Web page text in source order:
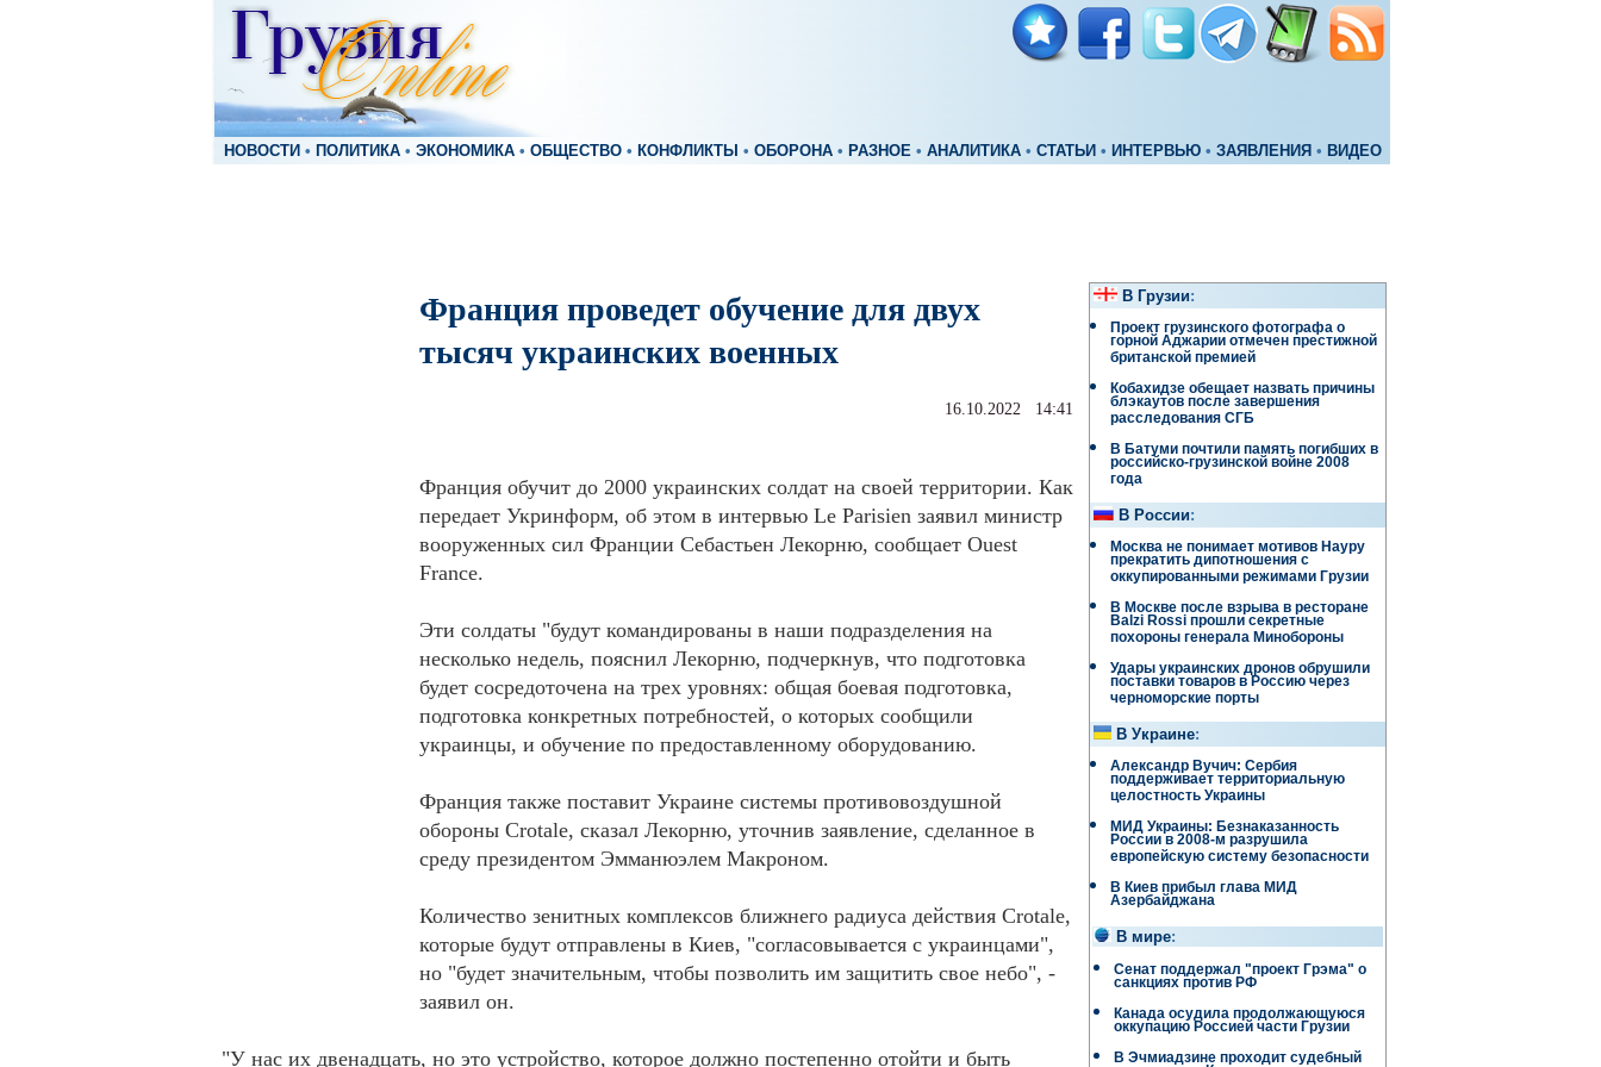
НОВОСТИ • ПОЛИТИКА • ЭКОНОМИКА • ОБЩЕСТВО • КОНФЛИКТЫ • ОБОРОНА • РАЗНОЕ • АНАЛИТИКА • СТАТЬИ • ИНТЕРВЬЮ • ЗАЯВЛЕНИЯ • ВИДЕО
Франция проведет обучение для двух
тысяч украинских военных
16.10.2022 14:41
Франция обучит до 2000 украинских солдат на своей территории. Как
передает Укринформ, об этом в интервью Le Parisien заявил министр
вооруженных сил Франции Себастьен Лекорню, сообщает Ouest
France.
Эти солдаты "будут командированы в наши подразделения на
несколько недель, пояснил Лекорню, подчеркнув, что подготовка
будет сосредоточена на трех уровнях: общая боевая подготовка,
подготовка конкретных потребностей, о которых сообщили
украинцы, и обучение по предоставленному оборудованию.
Франция также поставит Украине системы противовоздушной
обороны Crotale, сказал Лекорню, уточнив заявление, сделанное в
среду президентом Эмманюэлем Макроном.
Количество зенитных комплексов ближнего радиуса действия Crotale,
которые будут отправлены в Киев, "согласовывается с украинцами",
но "будет значительным, чтобы позволить им защитить свое небо", -
заявил он.
"У нас их двенадцать, но это устройство, которое должно постепенно отойти и быть
В Грузии:
Проект грузинского фотографа о
горной Аджарии отмечен престижной
британской премией
Кобахидзе обещает назвать причины
блэкаутов после завершения
расследования СГБ
В Батуми почтили память погибших в
российско-грузинской войне 2008
года
В России:
Москва не понимает мотивов Науру
прекратить дипотношения с
оккупированными режимами Грузии
В Москве после взрыва в ресторане
Balzi Rossi прошли секретные
похороны генерала Минобороны
Удары украинских дронов обрушили
поставки товаров в Россию через
черноморские порты
В Украине:
Александр Вучич: Сербия
поддерживает территориальную
целостность Украины
МИД Украины: Безнаказанность
России в 2008-м разрушила
европейскую систему безопасности
В Киев прибыл глава МИД
Азербайджана
В мире:
Сенат поддержал "проект Грэма" о
санкциях против РФ
Канада осудила продолжающуюся
оккупацию Россией части Грузии
В Эчмиадзине проходит судебный